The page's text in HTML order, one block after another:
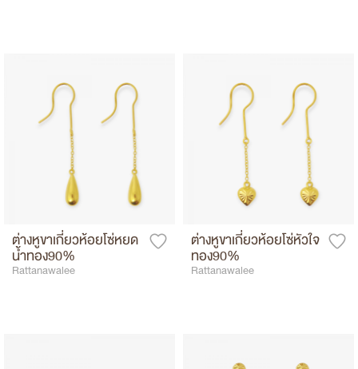
ต่างหูขาเกี่ยวห้อยโซ่หยด
น้ำทอง90%
Rattanawalee
ต่างหูขาเกี่ยวห้อยโซ่หัวใจ
ทอง90%
Rattanawalee